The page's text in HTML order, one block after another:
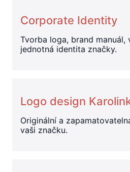
Corporate Identity
Tvorba loga, brand manuál,
jednotná identita značky.
Logo design
Originální a
vaši značku.